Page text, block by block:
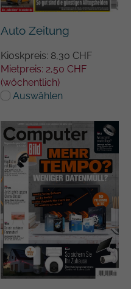
Auto Zeitung
Kioskpreis: 8,30 CHF
Mietpreis: 2,50 CHF
(wöchentlich)
Auswählen